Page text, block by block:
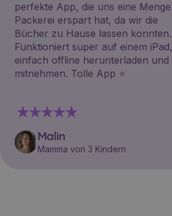
perfekte App, die uns eine Menge
Packerei erspart hat, da wir die
Bücher zu Hause lassen konnten.
Funktioniert super auf einem iPad,
einfach offline herunterladen und
mitnehmen. Tolle App ⭐️
Malin
Mamma von 3 Kindern